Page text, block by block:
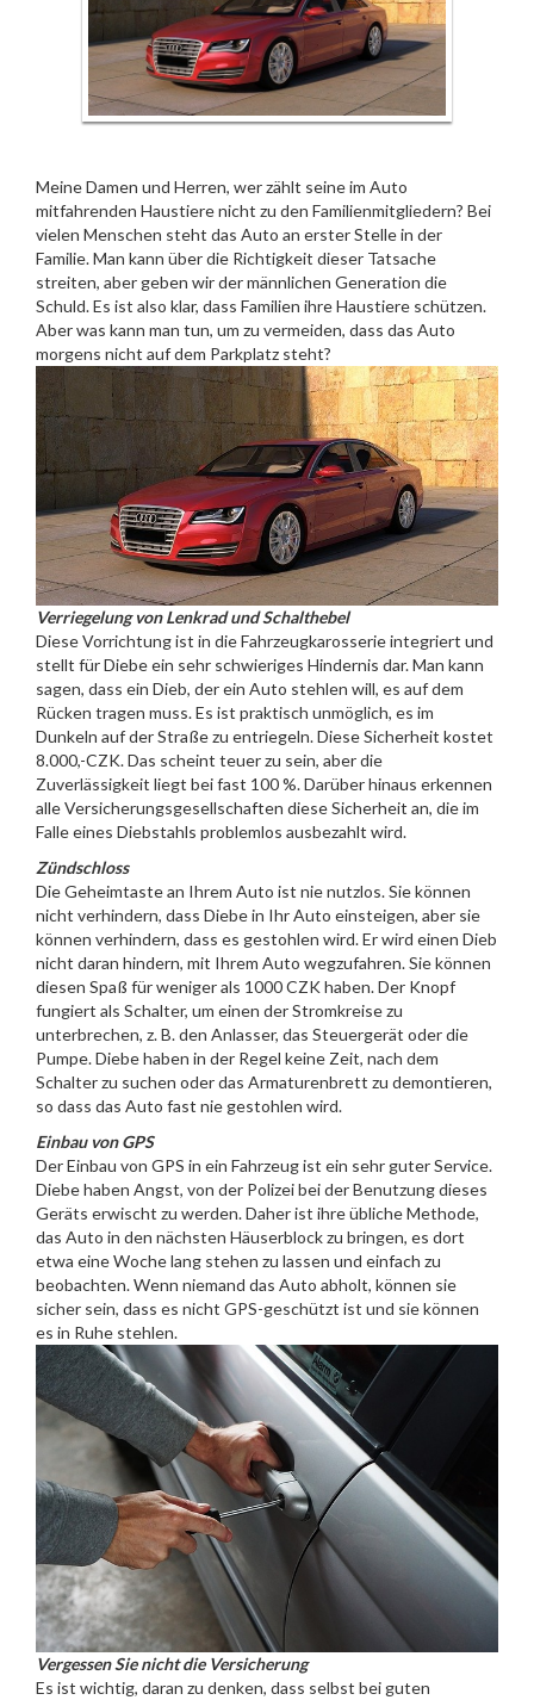
Meine Damen und Herren, wer zählt seine im Auto
mitfahrenden Haustiere nicht zu den Familienmitgliedern? Bei
vielen Menschen steht das Auto an erster Stelle in der
Familie. Man kann über die Richtigkeit dieser Tatsache
streiten, aber geben wir der männlichen Generation die
Schuld. Es ist also klar, dass Familien ihre Haustiere schützen.
Aber was kann man tun, um zu vermeiden, dass das Auto
morgens nicht auf dem Parkplatz steht?
Verriegelung von Lenkrad und Schalthebel
Diese Vorrichtung ist in die Fahrzeugkarosserie integriert und
stellt für Diebe ein sehr schwieriges Hindernis dar. Man kann
sagen, dass ein Dieb, der ein Auto stehlen will, es auf dem
Rücken tragen muss. Es ist praktisch unmöglich, es im
Dunkeln auf der Straße zu entriegeln. Diese Sicherheit kostet
8.000,-CZK. Das scheint teuer zu sein, aber die
Zuverlässigkeit liegt bei fast 100 %. Darüber hinaus erkennen
alle Versicherungsgesellschaften diese Sicherheit an, die im
Falle eines Diebstahls problemlos ausbezahlt wird.
Zündschloss
Die Geheimtaste an Ihrem Auto ist nie nutzlos. Sie können
nicht verhindern, dass Diebe in Ihr Auto einsteigen, aber sie
können verhindern, dass es gestohlen wird. Er wird einen Dieb
nicht daran hindern, mit Ihrem Auto wegzufahren. Sie können
diesen Spaß für weniger als 1000 CZK haben. Der Knopf
fungiert als Schalter, um einen der Stromkreise zu
unterbrechen, z. B. den Anlasser, das Steuergerät oder die
Pumpe. Diebe haben in der Regel keine Zeit, nach dem
Schalter zu suchen oder das Armaturenbrett zu demontieren,
so dass das Auto fast nie gestohlen wird.
Einbau von GPS
Der Einbau von GPS in ein Fahrzeug ist ein sehr guter Service.
Diebe haben Angst, von der Polizei bei der Benutzung dieses
Geräts erwischt zu werden. Daher ist ihre übliche Methode,
das Auto in den nächsten Häuserblock zu bringen, es dort
etwa eine Woche lang stehen zu lassen und einfach zu
beobachten. Wenn niemand das Auto abholt, können sie
sicher sein, dass es nicht GPS-geschützt ist und sie können
es in Ruhe stehlen.
Vergessen Sie nicht die Versicherung
Es ist wichtig, daran zu denken, dass selbst bei guten